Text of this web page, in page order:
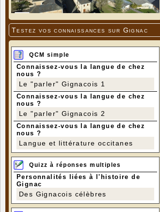
Testez vos connaissances sur Gignac
QCM simple
Connaissez-vous la langue de chez
nous ?
Le "parler" Gignacois 1
Connaissez-vous la langue de chez
nous ?
Le "parler" Gignacois 2
Connaissez-vous la langue de chez
nous ?
Langue et littérature occitanes
Quizz à réponses multiples
Personnalités liées à l'histoire de
Gignac
Des Gignacois célèbres